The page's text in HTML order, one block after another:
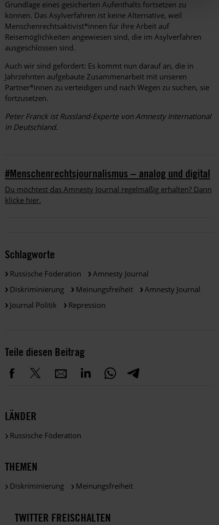
Grund­lage eines gesicherten Aufenthalts fortsetzen zu
können. Das Asylverfahren ist keine Alternative, weil
Menschenrechtsaktivist*innen für ihre Arbeit auf
Reisemöglichkeiten angewiesen sind, die im Asylverfahren
ausgeschlossen sind.
Auch wir sind gefordert: Es kommt nun darauf an, die in
Jahrzehnten auf­gebaute Zusammenarbeit mit unseren
Partner*innen zu verteidigen und nach Wegen zu suchen, sie
fortzusetzen.
Peter Franck ist Russland-Experte von Amnesty International
in Deutschland.
#Menschenrechtsjournalismus – analog und digital
Du möchtest das Amnesty Journal regelmäßig erhalten? Dann
klicke hier.
Schlagworte
Russische Föderation
Amnesty Journal
Diskriminierung
Meinungsfreiheit
Amnesty Journal
Journal Politik
Repression
Teile diesen Beitrag
LÄNDER
Russische Föderation
THEMEN
Diskriminierung Meinungsfreiheit
TWITTER FREISCHALTEN